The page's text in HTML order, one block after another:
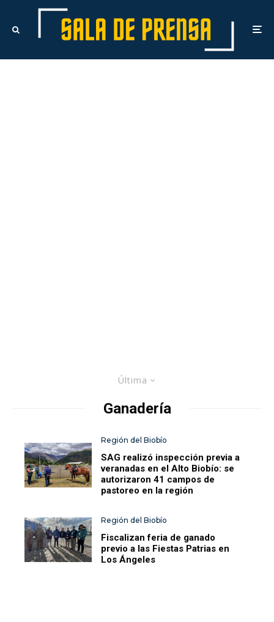
Última
Ganadería
Región del Biobío
SAG realizó inspección previa a
veranadas en el Alto Biobío: se
autorizaron 41 campos de
pastoreo en la región
Región del Biobío
Fiscalizan feria de ganado
previo a las Fiestas Patrias en
Los Ángeles